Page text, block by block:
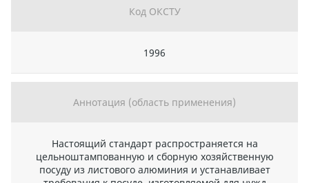
Код ОКСТУ
1996
Аннотация (область применения)
Настоящий стандарт распространяется на
цельноштампованную и сборную хозяйственную
посуду из листового алюминия и устанавливает